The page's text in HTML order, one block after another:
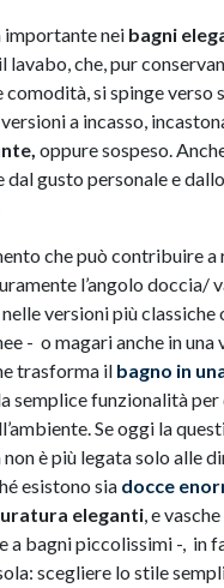
nei bagni
lavabo, che, pur
comodità, si spinge verso
a incasso,
oppure sospeso.
gusto personale e
che può contribuire a
l’angolo doccia/
versioni più classiche
- o magari anche in una
trasforma il bagno in
semplice funzionalità per
Se oggi la
è più legata solo alle
esistono sia docce
eleganti, e
a bagni piccolissimi -, in
scegliere lo stile